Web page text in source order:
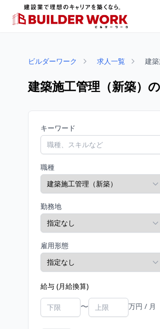
ビルダーワーク 求人一覧 建
建築施工管理（新築）
キーワード
職種
勤務地
雇用形態
給与 (月給換算)
〜 万円 / 月